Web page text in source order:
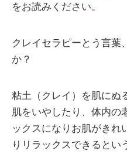
をお読みください。
クレイセラピーとう言葉
か？
粘土（クレイ）を肌にぬ
肌をいやしたり、体内の
ックスになりお肌がきれ
りリラックスできるとい